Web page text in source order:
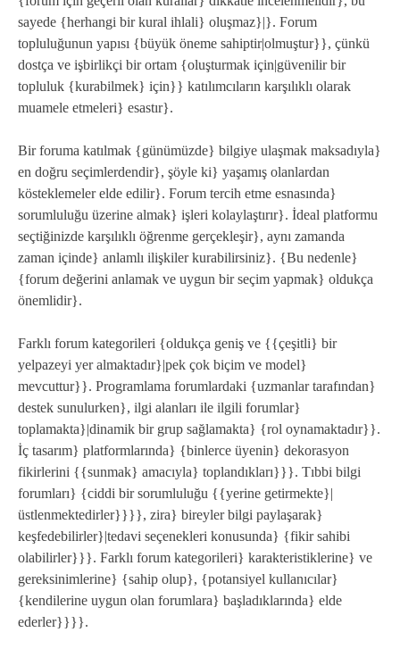
sayede {herhangi bir kural ihlali} oluşmaz}|}. Forum
topluluğunun yapısı {büyük öneme sahiptir|olmuştur}}, çünkü
dostça ve işbirlikçi bir ortam {oluşturmak için|güvenilir bir
topluluk {kurabilmek} için}} katılımcıların karşılıklı olarak
muamele etmeleri} esastır}.
Bir foruma katılmak {günümüzde} bilgiye ulaşmak maksadıyla}
en doğru seçimlerdendir}, şöyle ki} yaşamış olanlardan
kösteklemeler elde edilir}. Forum tercih etme esnasında}
sorumluluğu üzerine almak} işleri kolaylaştırır}. İdeal platformu
seçtiğinizde karşılıklı öğrenme gerçekleşir}, aynı zamanda
zaman içinde} anlamlı ilişkiler kurabilirsiniz}. {Bu nedenle}
{forum değerini anlamak ve uygun bir seçim yapmak} oldukça
önemlidir}.
Farklı forum kategorileri {oldukça geniş ve {{çeşitli} bir
yelpazeyi yer almaktadır}|pek çok biçim ve model}
mevcuttur}}. Programlama forumlardaki {uzmanlar tarafından}
destek sunulurken}, ilgi alanları ile ilgili forumlar}
toplamakta}|dinamik bir grup sağlamakta} {rol oynamaktadır}}.
İç tasarım} platformlarında} {binlerce üyenin} dekorasyon
fikirlerini {{sunmak} amacıyla} toplandıkları}}}. Tıbbi bilgi
forumları} {ciddi bir sorumluluğu {{yerine getirmekte}|
üstlenmektedirler}}}}, zira} bireyler bilgi paylaşarak}
keşfedebilirler}|tedavi seçenekleri konusunda} {fikir sahibi
olabilirler}}}. Farklı forum kategorileri} karakteristiklerine} ve
gereksinimlerine} {sahip olup}, {potansiyel kullanıcılar}
{kendilerine uygun olan forumlara} başladıklarında} elde
ederler}}}}.